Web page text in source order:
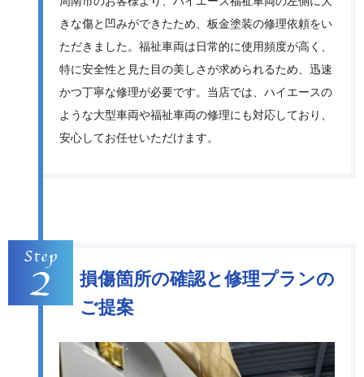
きな傷と凹みができたため、板金塗装の修理依頼をい
ただきました。福祉車両は日常的に使用頻度が高く、
特に安全性と見た目の美しさが求められるため、迅速
かつ丁寧な修理が必要です。当店では、ハイエースの
ような大型車両や福祉車両の修理にも対応しており、
安心してお任せいただけます。
損傷箇所の確認と修理プランの
ご提案